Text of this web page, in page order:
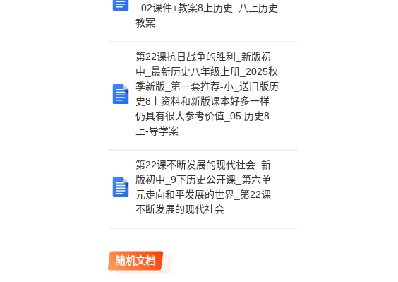
_02课件+教案8上历史_八上历史
教案
第22课抗日战争的胜利_新版初
中_最新历史八年级上册_2025秋
季新版_第一套推荐-小_送旧版历
史8上资料和新版课本好多一样
仍具有很大参考价值_05.历史8
上-导学案
第22课不断发展的现代社会_新
版初中_9下历史公开课_第六单
元走向和平发展的世界_第22课
不断发展的现代社会
随机文档